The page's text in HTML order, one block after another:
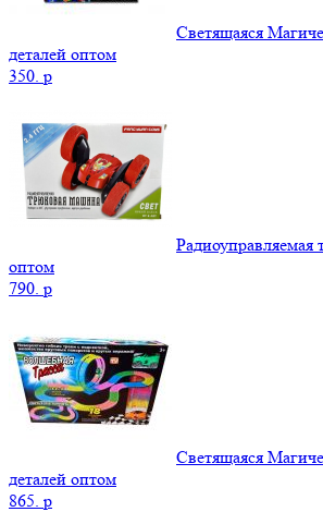
Светящаяся
деталей оптом
350. p
оптом
790. p
Светящаяся
деталей оптом
865. p